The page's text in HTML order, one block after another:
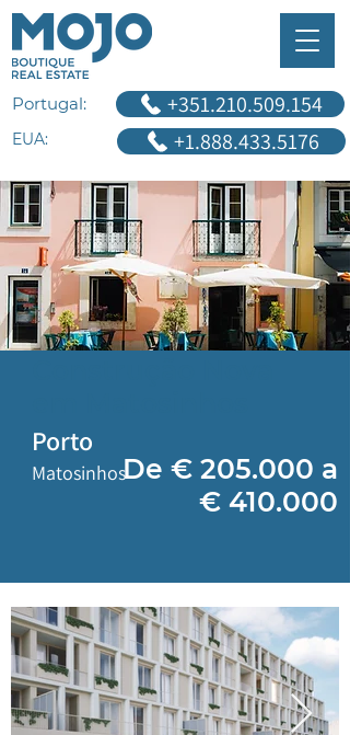
+1.888.433.5176
+351.210.509.154
Portugal:
EUA:
De € 205.000 a
€ 410.000
Matosinhos
Porto